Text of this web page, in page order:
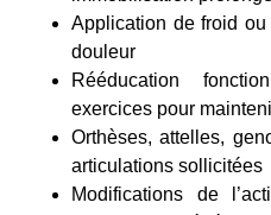
Application de froid
douleur
Rééducation
exercices pour
Orthèses, attelles,
articulations sollicitées
Modifications de